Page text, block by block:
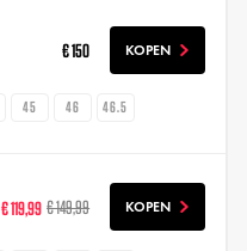
€ 150 KOPEN
45 46 46.5
€ 119,99 € 149,99 KOPEN